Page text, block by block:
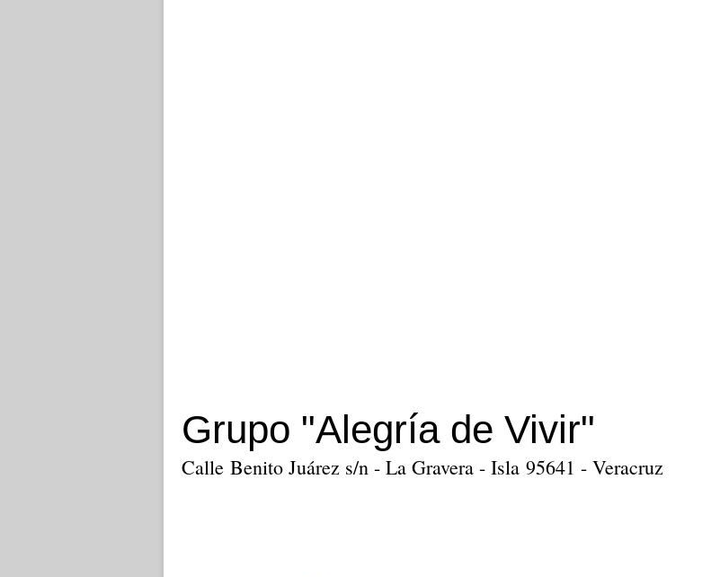
Grupo "Alegría de Vivir"
Calle Benito Juárez s/n - La Gravera - Isla 95641 - Veracruz